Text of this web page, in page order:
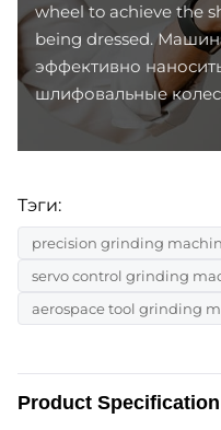
wheel to achieve the
being dressed.
эффективно
шлифовальные
Тэги:
precision grinding
servo control grinding
aerospace tool grinding
Product Specification